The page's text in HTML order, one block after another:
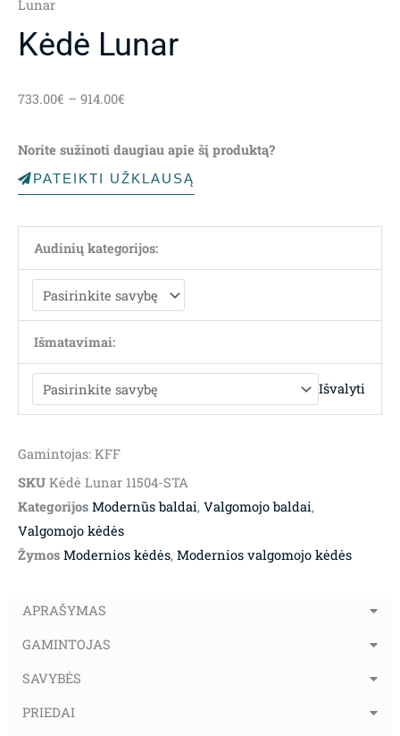
Lunar
Kėdė Lunar
733.00€ – 914.00€
through
914.00€
Norite sužinoti daugiau apie šį produktą?
PATEIKTI UŽKLAUSĄ
Audinių kategorijos:
Išmatavimai:
Išvalyti
Gamintojas: KFF
SKU Kėdė Lunar 11504-STA
Kategorijos Modernūs baldai, Valgomojo baldai,
Valgomojo kėdės
Žymos Modernios kėdės, Modernios valgomojo kėdės
APRAŠYMAS
GAMINTOJAS
SAVYBĖS
PRIEDAI